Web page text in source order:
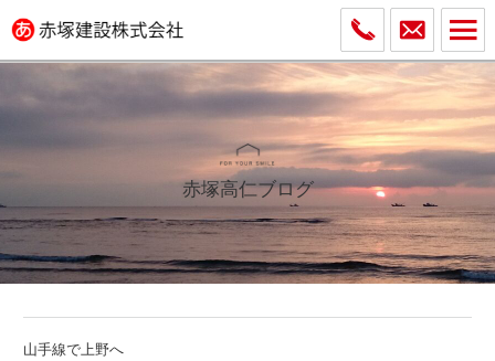
赤塚高仁ブログ
山手線で上野へ